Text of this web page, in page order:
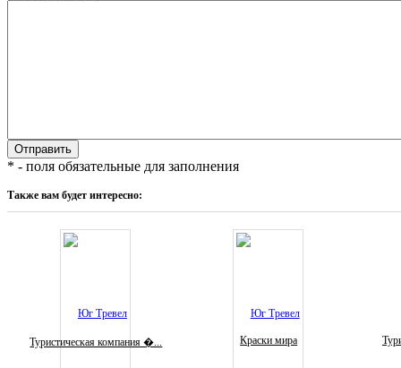
* - поля обязательные для заполнения
Также вам будет интересно:
Туристическая компания �... Краски мира